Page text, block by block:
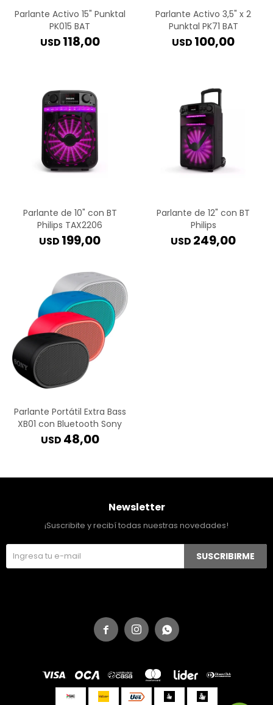
Parlante Activo 15" Punktal
PK015 BAT
USD 118,00
Parlante Activo 3,5" x 2
Punktal PK71 BAT
USD 100,00
Parlante de 10" con BT
Philips TAX2206
USD 199,00
Parlante de 12" con BT
Philips
USD 249,00
Parlante Portátil Extra Bass
XB01 con Bluetooth Sony
USD 48,00
  
Newsletter
¡Suscribite y recibí todas nuestras novedades!
SUSCRIBIRME